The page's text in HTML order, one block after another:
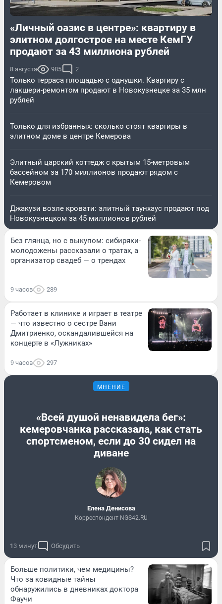
«Личный оазис в центре»: квартиру в
элитном долгострое на месте КемГУ
продают за 43 миллиона рублей
8 августа 985 2
Только терраса площадью с однушки. Квартиру с
лакшери-ремонтом продают в Новокузнецке за 35 млн
рублей
Только для избранных: сколько стоят квартиры в
элитном доме в центре Кемерова
Элитный царский коттедж c крытым 15-метровым
бассейном за 170 миллионов продают рядом с
Кемеровом
Джакузи возле кровати: элитный таунхаус продают под
Новокузнецком за 45 миллионов рублей
Без глянца, но с выкупом: сибиряки-
молодожены рассказали о тратах, а
организатор свадеб — о трендах
9 часов 289
Работает в клинике и играет в театре
— что известно о сестре Вани
Дмитриенко, оскандалившейся на
концерте в «Лужниках»
9 часов 297
МНЕНИЕ
«Всей душой ненавидела бег»:
кемеровчанка рассказала, как стать
спортсменом, если до 30 сидел на
диване
Елена Денисова
Корреспондент NGS42.RU
13 минут Обсудить
Больше политики, чем медицины?
Что за ковидные тайны
обнаружились в дневниках доктора
Фаучи